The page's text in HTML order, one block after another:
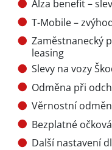
Alza benefit –
T-Mobile –
Zaměstnanecký
leasing
Slevy na vozy
Odměna při
Věrnostní
Bezplatné
Další nastavení